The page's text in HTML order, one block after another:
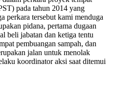
pada tahun 2014 yang
perkara tersebut kami menduga
pidana, pertama dugaan
beli jabatan dan ketiga tentu
pembuangan sampah, dan
jalan untuk menolak
koordinator aksi saat ditemui